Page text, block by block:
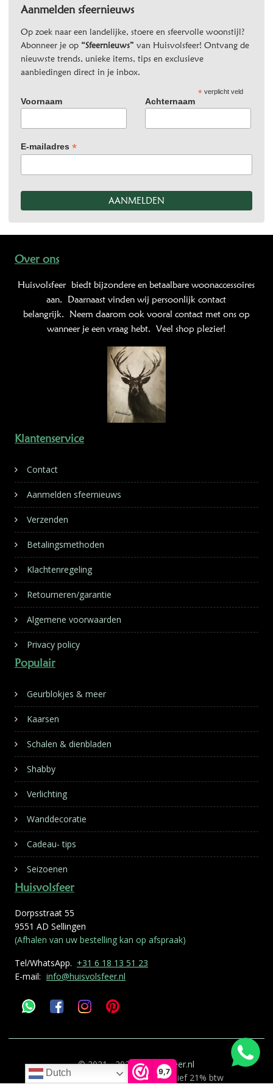
9,7
Aanmelden sfeernieuws
Op zoek naar een landelijke, stoere en sfeervolle woonstijl?
Abonneer je op “Sfeernieuws” van Huisvolsfeer! Ontvang de
nieuwste trends, unieke items, tips en exclusieve
aanbiedingen direct in je inbox.
*verplicht veld
Voornaam Achternaam
E-mailadres *
Over ons
Huisvolsfeer biedt bijzondere en betaalbare woonaccessoires
aan. Daarnaast vinden wij persoonlijk contact
belangrijk. Neem daarom ook vooral contact met ons op
wanneer je een vraag hebt. Veel shop plezier!
Klantenservice
Contact
Aanmelden sfeernieuws
Verzenden
Betalingsmethoden
Klachtenregeling
Retourneren/garantie
Algemene voorwaarden
Privacy policy
Populair
Geurblokjes & meer
Kaarsen
Schalen & dienbladen
Shabby
Verlichting
Wanddecoratie
Cadeau- tips
Seizoenen
Huisvolsfeer
Dorpsstraat 55
9551 AD Sellingen
(Afhalen van uw bestelling kan op afspraak)
Tel/WhatsApp. +31 6 18 13 51 23
E-mail: info@huisvolsfeer.nl
© 2021 - 2026Huisvolsfeer.nl
Alle genoemde prijzen zijn inclusief 21% btw
Dutch